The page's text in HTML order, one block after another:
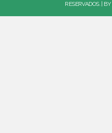
RESERVADOS. | BY